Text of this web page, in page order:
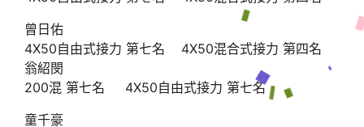
曾日佑
4X50自由式接力 第七名 4X50混合式接力 第四名
翁紹閔
200混 第七名 4X50自由式接力 第七名
童千豪